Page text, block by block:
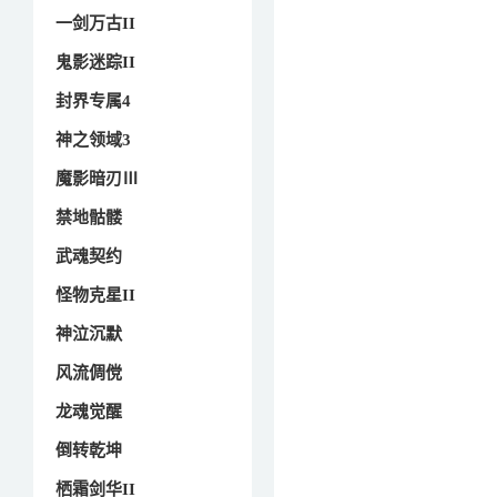
一剑万古II
鬼影迷踪II
封界专属4
神之领域3
魔影暗刃Ⅲ
禁地骷髅
武魂契约
怪物克星II
神泣沉默
风流倜傥
龙魂觉醒
倒转乾坤
栖霜剑华II